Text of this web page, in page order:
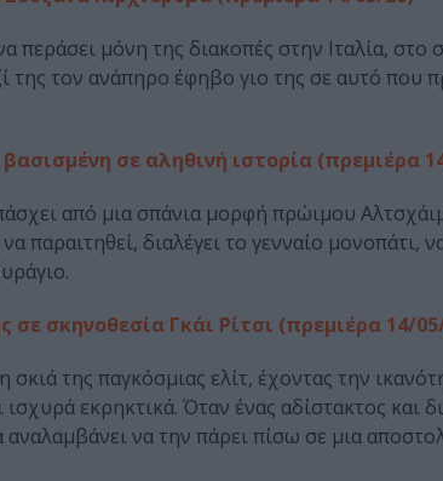
μόνη της διακοπές στην Ιταλία, στο
της τον ανάπηρο έφηβο γιο της σε αυτό που
σε αληθινή ιστορία (πρεμιέρα
από μια σπάνια μορφή πρώιμου
παραιτηθεί, διαλέγει το γενναίο μονοπάτι,
σκηνοθεσία Γκάι Ρίτσι (πρεμιέρα 14/
της παγκόσμιας ελίτ, έχοντας την
εκρηκτικά. Όταν ένας αδίστακτος και
να την πάρει πίσω σε μια